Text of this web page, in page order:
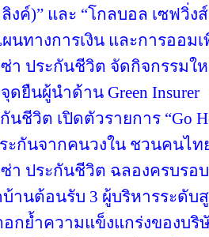
งค์)” และ “โกลบอล เซฟวิ่ง
นทางการเงิน และการออม
า ประกันชีวิต จัดกิจกรรมใ
ดยืนผู้นำด้าน Green Insurer
นชีวิต เปิดตัวรายการ “Go
ะกันจากคนวงใน ชวนคนไ
า ประกันชีวิต ฉลองครบรอบ
านต้อนรับ 3 ผู้บริหารระดับ
กย้ำความแข็งแกร่งของบริ